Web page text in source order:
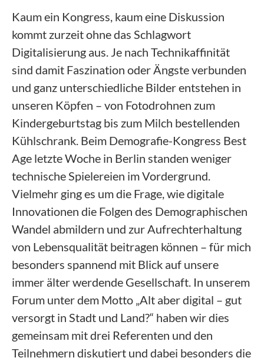
Kaum ein Kongress, kaum eine Diskussion
kommt zurzeit ohne das Schlagwort
Digitalisierung aus. Je nach Technikaffinität
sind damit Faszination oder Ängste verbunden
und ganz unterschiedliche Bilder entstehen in
unseren Köpfen – von Fotodrohnen zum
Kindergeburtstag bis zum Milch bestellenden
Kühlschrank. Beim Demografie-Kongress Best
Age letzte Woche in Berlin standen weniger
technische Spielereien im Vordergrund.
Vielmehr ging es um die Frage, wie digitale
Innovationen die Folgen des Demographischen
Wandel abmildern und zur Aufrechterhaltung
von Lebensqualität beitragen können – für mich
besonders spannend mit Blick auf unsere
immer älter werdende Gesellschaft. In unserem
Forum unter dem Motto „Alt aber digital – gut
versorgt in Stadt und Land?“ haben wir dies
gemeinsam mit drei Referenten und den
Teilnehmern diskutiert und dabei besonders die